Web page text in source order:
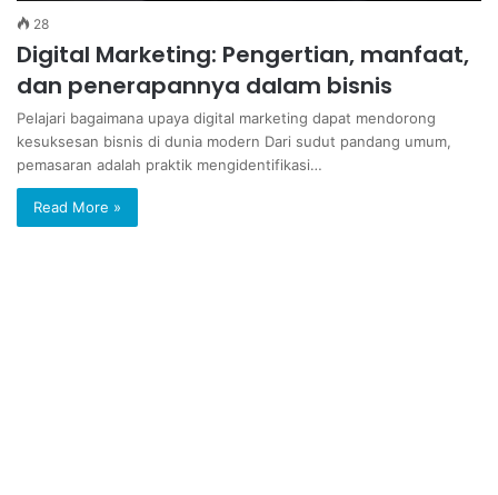
28
Digital Marketing: Pengertian, manfaat,
dan penerapannya dalam bisnis
Pelajari bagaimana upaya digital marketing dapat mendorong
kesuksesan bisnis di dunia modern Dari sudut pandang umum,
pemasaran adalah praktik mengidentifikasi…
Read More »